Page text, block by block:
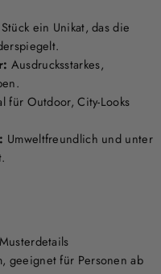
Stück ein Unikat, das die
Ausdrucksstarkes,
für Outdoor, City-Looks
Umweltfreundlich und unter
geeignet für Personen ab